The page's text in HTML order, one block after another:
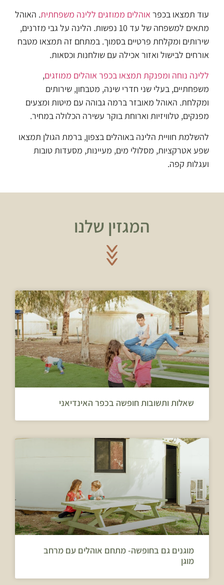
עוד תמצאו בכפראוהלים ממוזגים ללינה משפחתית. האוהל
מתאים למשפחה של עד 10 נפשות. הלינה על גבי מזרנים,
שירותים ומקלחת פרטיים בסמוך. במתחם זה תמצאו מטבח
אורחים לבישול ואזור אכילה עם שולחנות וכסאות.
ללינה נוחה ומפנקת תמצאו בכפר אוהלים ממוזגים,
משפחתיים, בעלי שני חדרי שינה, מטבחון, שירותים
ומקלחת. האוהל מאובזר ברמה גבוהה עם מיטות ומצעים
מפנקים, טלוויזיות וארוחת בוקר עשירה הכלולה במחיר.
להשלמת חוויית הלינה באוהלים בצפון, ברמת הגולן תמצאו
שפע אטרקציות, מסלולי מים, מעיינות, מסעדות טובות
ועגלות קפה.
המגזין שלנו
שאלות ותשובות חופשה בכפר האינדיאני
מוגנים גם בחופשה- מתחם אוהלים עם מרחב
מוגן